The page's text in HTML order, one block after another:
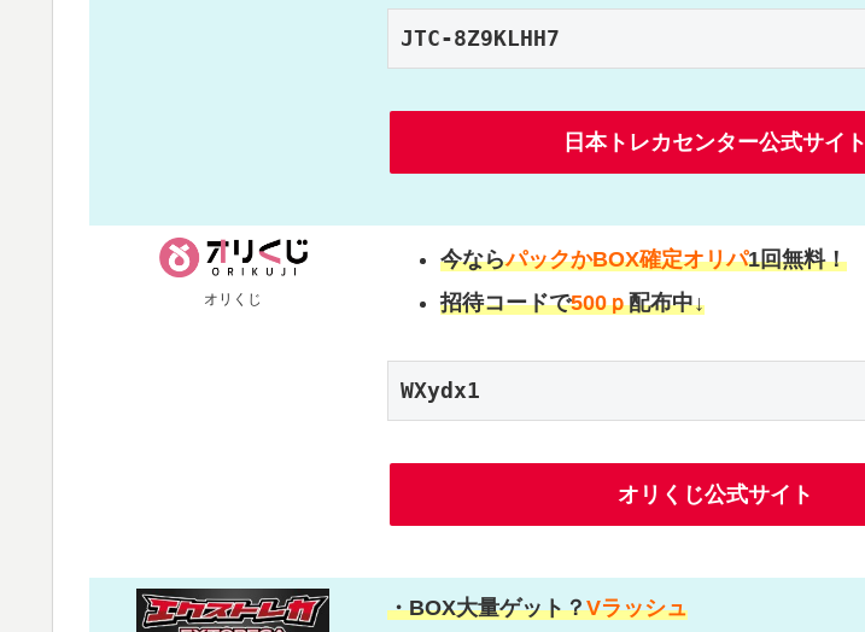
JTC-8Z9KLHH7
日本トレカセンター公式サイト
オリくじ
今ならパックかBOX確定オリパ1回無料！
招待コードで500ｐ配布中↓
WXydx1
オリくじ公式サイト
・BOX大量ゲット？Vラッシュ